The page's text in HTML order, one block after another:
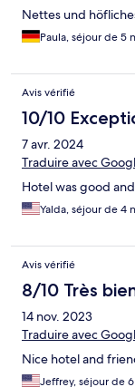
Nettes und
Paula, séjour de 5
Avis vérifié
10/10
7 avr. 2024
Traduire avec
Hotel was good
Yalda, séjour de 4
Avis vérifié
8/10 Très
14 nov. 2023
Traduire avec
Nice hotel and
Jeffrey, séjour de